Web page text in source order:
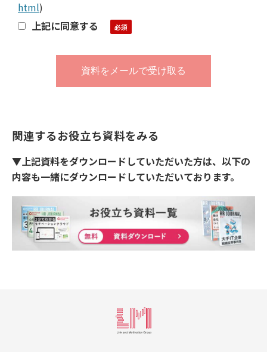
html)
上記に同意する
関連するお役立ち資料をみる
▼上記資料をダウンロードしていただいた方は、以下の
内容も一緒にダウンロードしていただいております。